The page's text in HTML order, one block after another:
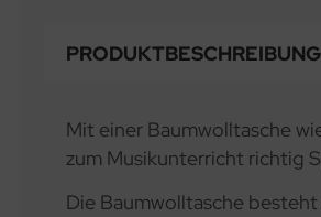
PRODUKTBESCHREIBUNG
Mit einer Baumwolltasche
zum Musikunterricht richtig
Die Baumwolltasche